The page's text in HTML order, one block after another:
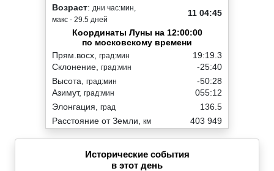
Возраст: дни час:мин,
макс - 29.5 дней
11 04:45
Координаты Луны на 12:00:00
по московскому времени
Прям.восх, град:мин
Склонение, град:мин
19:19.3
-25:40
Высота, град:мин
Азимут, град:мин
-50:28
055:12
Элонгация, град
136.5
Расстояние от Земли, км 403 949
Исторические события
в этот день